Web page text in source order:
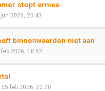
stopt ermee
2026, 20:43
binnenwaarden niet aan
feb 2026, 10:52
05 feb 2026, 20:20